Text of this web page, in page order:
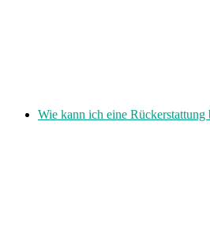
Wie kann ich eine Rückerstattung